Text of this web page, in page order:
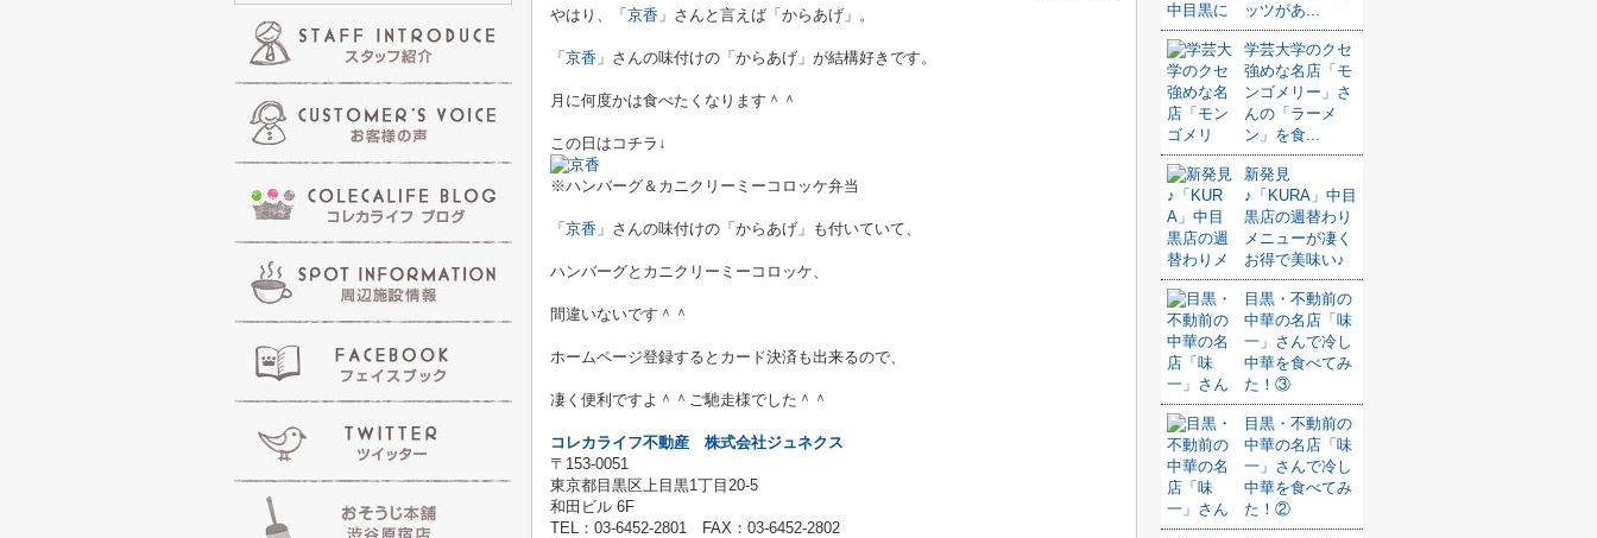
やはり、「 京香 」さんと言えば「からあげ」。
「 京香 」さんの味付けの「からあげ」が結構好きです。
月に何度かは食べたくなります＾＾
この日はコチラ↓
※ハンバーグ＆カニクリーミーコロッケ弁当
「 京香 」さんの味付けの「からあげ」も付いていて、
ハンバーグとカニクリーミーコロッケ、
間違いないです＾＾
ホームページ登録するとカード決済も出来るので、
凄く便利ですよ＾＾ご馳走様でした＾＾
コレカライフ不動産
株式会社ジュネクス
〒153-0051
東京都目黒区上目黒1丁目20-5
和田ビル 6F
TEL：03-6452-2801 FAX：03-6452-2802
ッツがあ...
学芸大学のクセ
強めな名店「モ
ンゴメリー」さ
んの「ラーメ
ン」を食...
新発見
♪「KURA」中目
黒店の週替わり
メニューが凄く
お得で美味い♪
目黒・不動前の
中華の名店「味
一」さんで冷し
中華を食べてみ
た！③
目黒・不動前の
中華の名店「味
一」さんで冷し
中華を食べてみ
た！②